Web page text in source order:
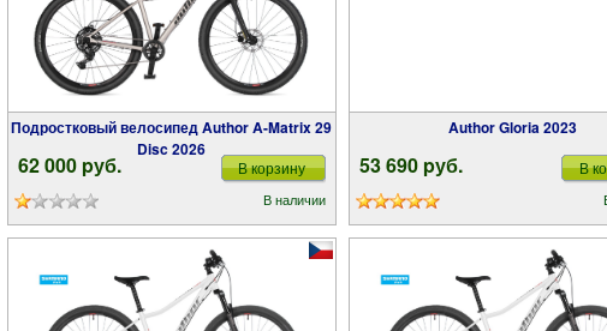
Подростковый велосипед Author A-Matrix 29
Disc 2026
62 000 pуб. В корзину
В наличии
Author Gloria 2023
53 690 pуб. В